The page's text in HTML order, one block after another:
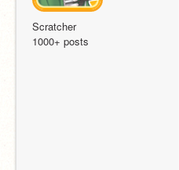
Scratcher
1000+ posts